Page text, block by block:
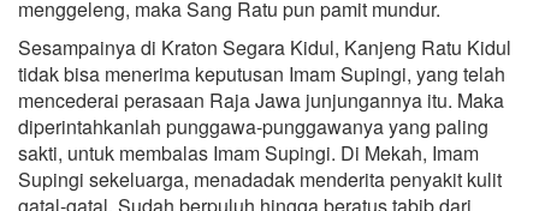
menggeleng, maka Sang Ratu pun pamit mundur.
Sesampainya di Kraton Segara Kidul, Kanjeng Ratu Kidul
tidak bisa menerima keputusan Imam Supingi, yang telah
mencederai perasaan Raja Jawa junjungannya itu. Maka
diperintahkanlah punggawa-punggawanya yang paling
sakti, untuk membalas Imam Supingi. Di Mekah, Imam
Supingi sekeluarga, menadadak menderita penyakit kulit
gatal-gatal. Sudah berpuluh hingga beratus tabib dari